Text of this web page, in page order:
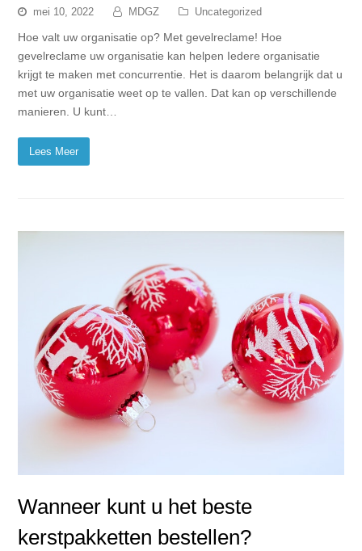
mei 10, 2022 MDGZ Uncategorized
Hoe valt uw organisatie op? Met gevelreclame! Hoe
gevelreclame uw organisatie kan helpen Iedere organisatie
krijgt te maken met concurrentie. Het is daarom belangrijk dat u
met uw organisatie weet op te vallen. Dat kan op verschillende
manieren. U kunt…
Lees Meer
Wanneer kunt u het beste
kerstpakketten bestellen?